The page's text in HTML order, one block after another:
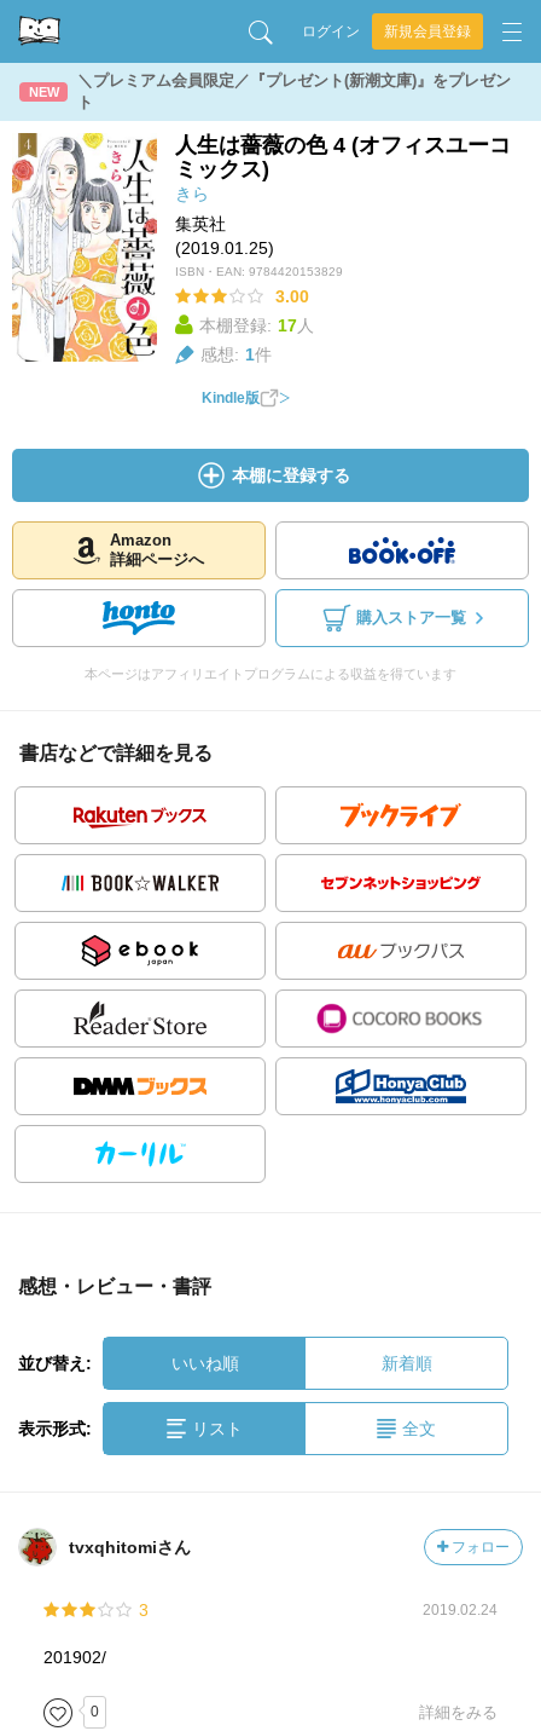
ログイン 新規会員登録
NEW
＼プレミアム会員限定／『プレゼント(新潮文庫)』をプレゼン
ト
人生は薔薇の色 4 (オフィスユーコ
ミックス)
きら
集英社
(2019.01.25)
ISBN・EAN: 9784420153829
3.00
本棚登録: 17人
感想: 1件
Kindle版
本棚に登録する
Amazon
詳細ページへ
購入ストア一覧
本ページはアフィリエイトプログラムによる収益を得ています
書店などで詳細を見る
感想・レビュー・書評
並び替え: いいね順 新着順
表示形式: リスト 全文
tvxqhitomiさん フォロー
3 2019.02.24
201902/
0 詳細をみる